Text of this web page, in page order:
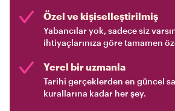
Özel ve kişiselleştirilmiş
Yabancılar yok, sadece siz
ihtiyaçlarınıza göre tamamen
Yerel bir uzmanla
Tarihi gerçeklerden en güncel
kurallarına kadar her şey.